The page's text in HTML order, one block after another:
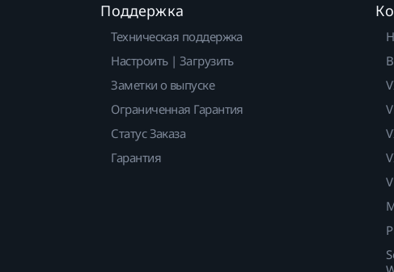
Поддержка
Техническая поддержка
Настроить | Загрузить
Заметки о выпуске
Ограниченная Гарантия
Статус Заказа
Гарантия